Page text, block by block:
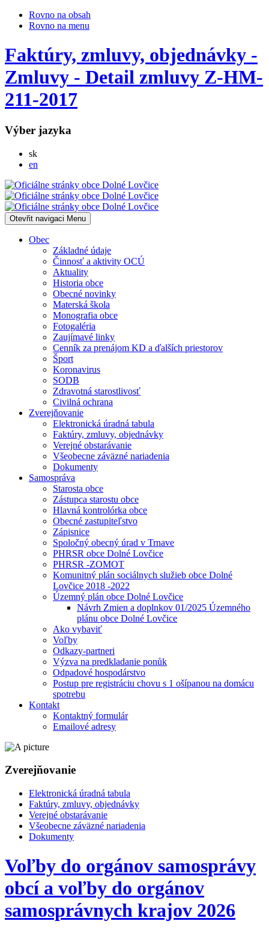
Rovno na obsah
Rovno na menu
Faktúry, zmluvy, objednávky -
Zmluvy - Detail zmluvy Z-HM-
211-2017
Výber jazyka
skSlovensky
en
Otevřit navigaci Menu
Obec
Základné údaje
Činnosť a aktivity OCÚ
Aktuality
Historia obce
Obecné novinky
Materská škola
Monografia obce
Fotogaléria
Zaujímavé linky
Cenník za prenájom KD a ďalších priestorov
Šport
Koronavirus
SODB
Zdravotná starostlivosť
Civilná ochrana
Zverejňovanie
Elektronická úradná tabula
Faktúry, zmluvy, objednávky
Verejné obstarávanie
Všeobecne záväzné nariadenia
Dokumenty
Samospráva
Starosta obce
Zástupca starostu obce
Hlavná kontrolórka obce
Obecné zastupiteľstvo
Zápisnice
Spoločný obecný úrad v Trnave
PHRSR obce Dolné Lovčice
PHRSR -ZOMOT
Komunitný plán sociálnych služieb obce Dolné
Lovčice 2018 -2022
Územný plán obce Dolné Lovčice
Návrh Zmien a doplnkov 01/2025 Územného
plánu obce Dolné Lovčice
Ako vybaviť
Voľby
Odkazy-partneri
Výzva na predkladanie ponůk
Odpadové hospodárstvo
Postup pre registráciu chovu s 1 ošípanou na domácu
spotrebu
Kontakt
Kontaktný formulár
Emailové adresy
Zverejňovanie
Elektronická úradná tabula
Faktúry, zmluvy, objednávky
Verejné obstarávanie
Všeobecne záväzné nariadenia
Dokumenty
Voľby do orgánov samosprávy
obcí a voľby do orgánov
samosprávnych krajov 2026